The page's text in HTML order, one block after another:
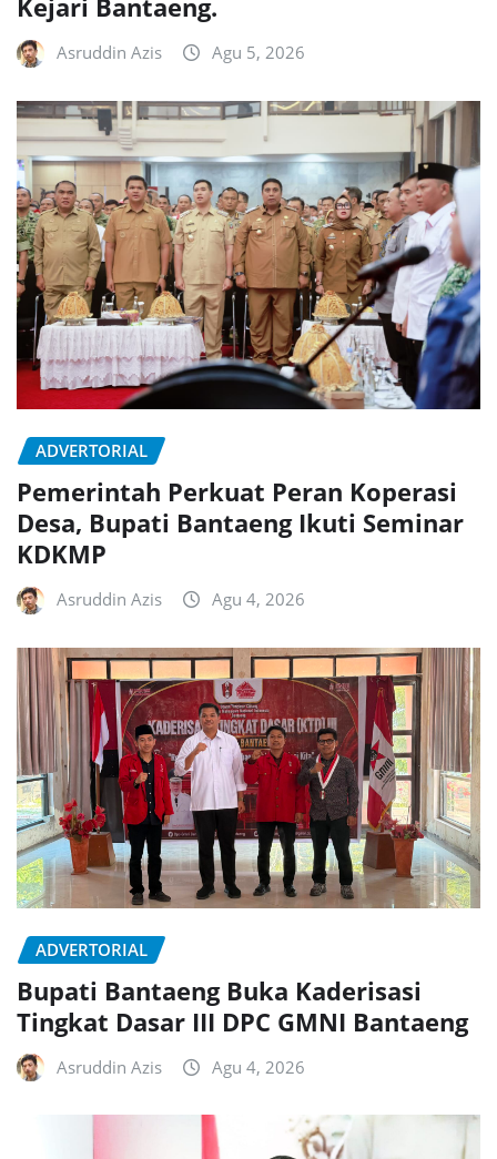
Asruddin Azis Agu 5, 2026
ADVERTORIAL
Pemerintah Perkuat Peran Koperasi
Desa, Bupati Bantaeng Ikuti Seminar
KDKMP
Asruddin Azis Agu 4, 2026
ADVERTORIAL
Bupati Bantaeng Buka Kaderisasi
Tingkat Dasar III DPC GMNI Bantaeng
Asruddin Azis Agu 4, 2026